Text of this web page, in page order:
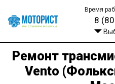
Время
8
Ремонт
Vento